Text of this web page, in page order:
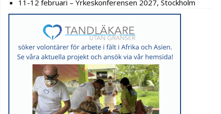
11-12 februari – Yrkeskonferensen 2027, Stockholm